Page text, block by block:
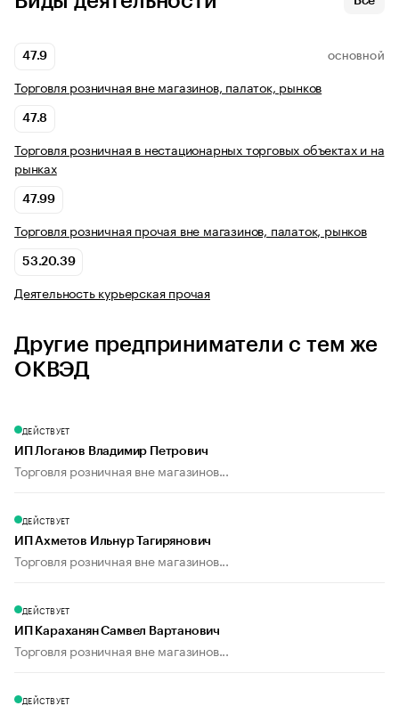
47.9 ОСНОВНОЙ
Торговля розничная вне магазинов, палаток, рынков
47.8
Торговля розничная в нестационарных торговых объектах и на
рынках
47.99
Торговля розничная прочая вне магазинов, палаток, рынков
53.20.39
Деятельность курьерская прочая
Другие предприниматели с тем же
ОКВЭД
ДЕЙСТВУЕТ
ИП Логанов Владимир Петрович
Торговля розничная вне магазинов...
ДЕЙСТВУЕТ
ИП Ахметов Ильнур Тагирянович
Торговля розничная вне магазинов...
ДЕЙСТВУЕТ
ИП Караханян Самвел Вартанович
Торговля розничная вне магазинов...
ДЕЙСТВУЕТ